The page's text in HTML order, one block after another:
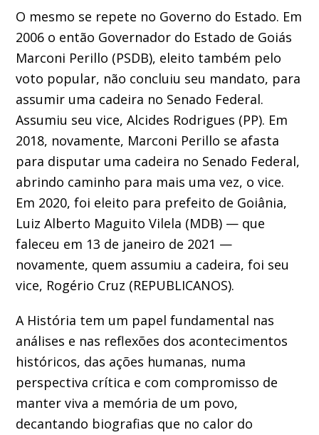
O mesmo se repete no Governo do Estado. Em
2006 o então Governador do Estado de Goiás
Marconi Perillo (PSDB), eleito também pelo
voto popular, não concluiu seu mandato, para
assumir uma cadeira no Senado Federal.
Assumiu seu vice, Alcides Rodrigues (PP). Em
2018, novamente, Marconi Perillo se afasta
para disputar uma cadeira no Senado Federal,
abrindo caminho para mais uma vez, o vice.
Em 2020, foi eleito para prefeito de Goiânia,
Luiz Alberto Maguito Vilela (MDB) — que
faleceu em 13 de janeiro de 2021 —
novamente, quem assumiu a cadeira, foi seu
vice, Rogério Cruz (REPUBLICANOS).
A História tem um papel fundamental nas
análises e nas reflexões dos acontecimentos
históricos, das ações humanas, numa
perspectiva crítica e com compromisso de
manter viva a memória de um povo,
decantando biografias que no calor do